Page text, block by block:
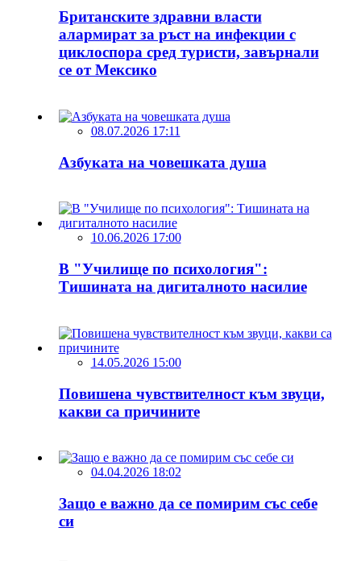
Британските здравни власти
алармират за ръст на инфекции с
циклоспора сред туристи, завърнали
се от Мексико
08.07.2026 17:11
Азбуката на човешката душа
10.06.2026 17:00
В "Училище по психология":
Тишината на дигиталното насилие
14.05.2026 15:00
Повишена чувствителност към звуци,
какви са причините
04.04.2026 18:02
Защо е важно да се помирим със себе
си